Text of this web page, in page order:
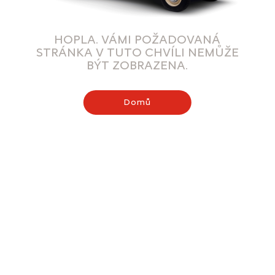
HOPLA. VÁMI POŽADOVANÁ
STRÁNKA V TUTO CHVÍLI NEMŮŽE
BÝT ZOBRAZENA.
Domů